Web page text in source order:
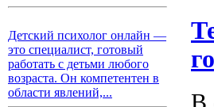
Детский психолог онлайн —
это специалист, готовый
работать с детьми любого
возраста. Он компетентен в
области явлений,...